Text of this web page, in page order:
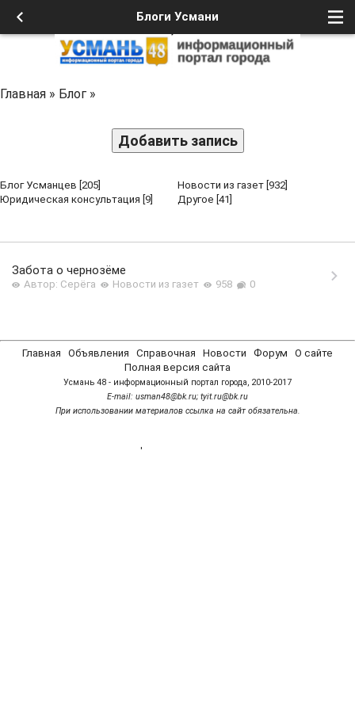
Блоги Усмани
Главная » Блог »
Добавить запись
Блог Усманцев [205] Новости из газет [932]
Юридическая консультация [9] Другое [41]
Забота о чернозёме
Автор: Серёга Новости из газет 958 0
Главная Объявления Справочная Новости Форум
О сайте
Полная версия сайта
Усмань 48 - информационный портал города, 2010-2017
Е-mail: usman48@bk.ru; tyit.ru@bk.ru
При использовании материалов ссылка на сайт обязательна.
'